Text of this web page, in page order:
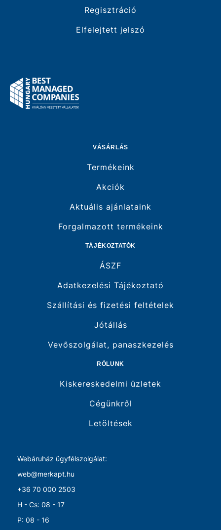
Regisztráció
Elfelejtett jelszó
VÁSÁRLÁS
Termékeink
Akciók
Aktuális ajánlataink
Forgalmazott termékeink
TÁJÉKOZTATÓK
ÁSZF
Adatkezelési Tájékoztató
Szállítási és fizetési feltételek
Jótállás
Vevőszolgálat, panaszkezelés
RÓLUNK
Kiskereskedelmi üzletek
Cégünkről
Letöltések
Webáruház ügyfélszolgálat:
web@merkapt.hu
+36 70 000 2503
H - Cs: 08 - 17
P: 08 - 16